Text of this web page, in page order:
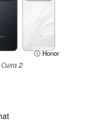
ⓘ Honor
2